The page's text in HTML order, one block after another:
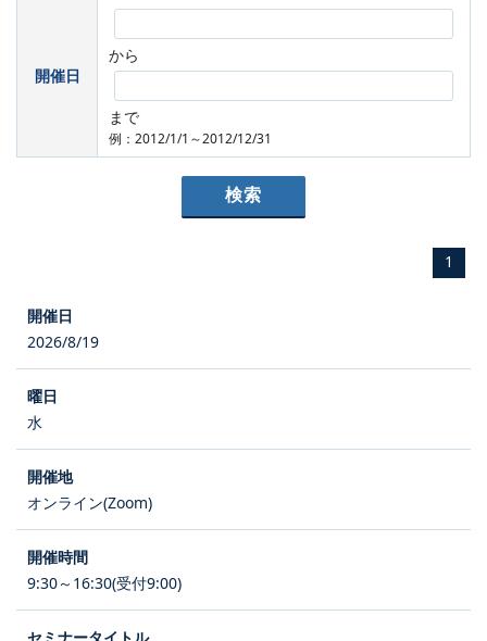
開催日
から
まで
例：2012/1/1～2012/12/31
1
2026/8/19
水
オンライン(Zoom)
9:30～16:30(受付9:00)